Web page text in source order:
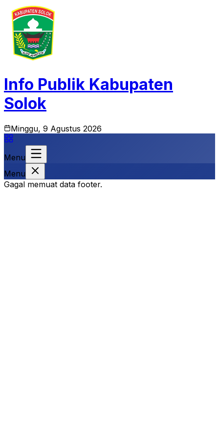
Info Publik Kabupaten
Solok
Minggu, 9 Agustus 2026
Menu
Menu
Gagal memuat data footer.